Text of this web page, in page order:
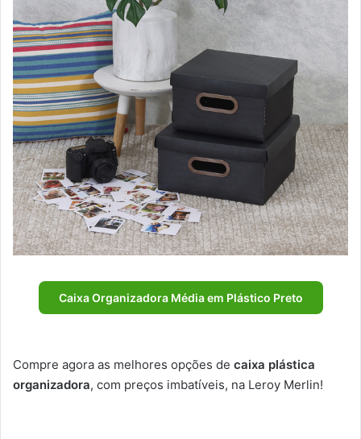
Caixa Organizadora Média em Plástico Preto
Compre agora as melhores opções de caixa plástica
organizadora, com preços imbatíveis, na Leroy Merlin!